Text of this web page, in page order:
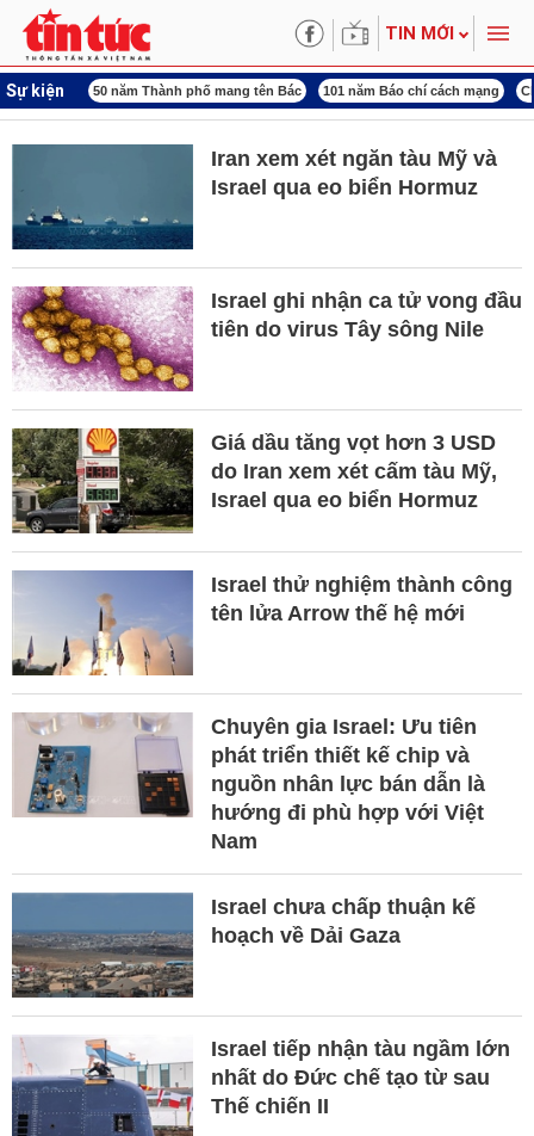
TIN MỚI
Sự kiện
3 50 năm Thành phố mang tên Bác 101 năm Báo chí cách mạng Chiến
Iran xem xét ngăn tàu Mỹ và
Israel qua eo biển Hormuz
Israel ghi nhận ca tử vong đầu
tiên do virus Tây sông Nile
Giá dầu tăng vọt hơn 3 USD
do Iran xem xét cấm tàu Mỹ,
Israel qua eo biển Hormuz
Israel thử nghiệm thành công
tên lửa Arrow thế hệ mới
Chuyên gia Israel: Ưu tiên
phát triển thiết kế chip và
nguồn nhân lực bán dẫn là
hướng đi phù hợp với Việt
Nam
Israel chưa chấp thuận kế
hoạch về Dải Gaza
Israel tiếp nhận tàu ngầm lớn
nhất do Đức chế tạo từ sau
Thế chiến II